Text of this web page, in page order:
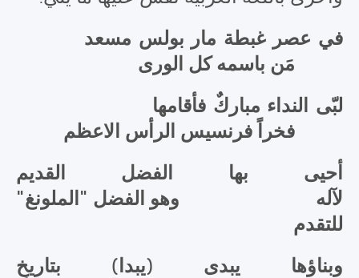
في عصر غبطة مار بولس مسعد
مَن باسمه كل الورى
لبّى النداء مباركٌ فأقامها
فخراً فرنسيس الرأس الاعظم
أحيى بها الفضل القديم
لآله وهو الفضل "الملونغ"
للتقدم
وبناؤها يبدى (يبدا) بتاريخٍ